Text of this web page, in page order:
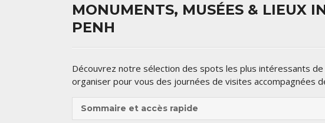
MONUMENTS, MUSÉES & LIEUX
PENH
Découvrez notre sélection des spots les plus intéressants
organiser pour vous des journées de visites accompagnées
Sommaire et accès rapide